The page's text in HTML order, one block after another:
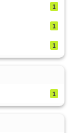
1
1
1
1